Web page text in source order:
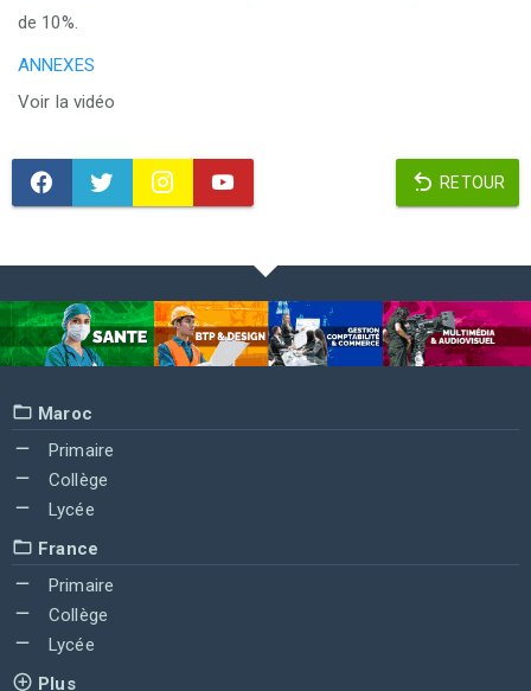
de 10%.
ANNEXES
Voir la vidéo
RETOUR
Maroc
Primaire
Collège
Lycée
France
Primaire
Collège
Lycée
Plus